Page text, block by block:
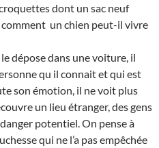
dont un sac neuf
comment un chien peut-il vivre
dépose dans une voiture, il
qu il connait et qui est
son émotion, il ne voit plus
un lieu étranger, des gens
potentiel. On pense à
qui ne l’a pas empêchée